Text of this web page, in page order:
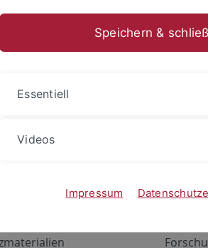
Netzwerk
ALMA
Speichern &
Essentiell
Videos
Impressum